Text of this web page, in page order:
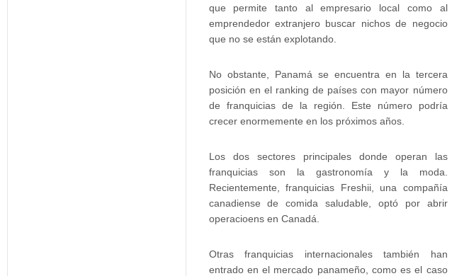
que permite tanto al empresario local como al
emprendedor extranjero buscar nichos de negocio
que no se están explotando.
No obstante, Panamá se encuentra en la tercera
posición en el ranking de países con mayor número
de franquicias de la región. Este número podría
crecer enormemente en los próximos años.
Los dos sectores principales donde operan las
franquicias son la gastronomía y la moda.
Recientemente, franquicias Freshii, una compañía
canadiense de comida saludable, optó por abrir
operacioens en Canadá.
Otras franquicias internacionales también han
entrado en el mercado panameño, como es el caso